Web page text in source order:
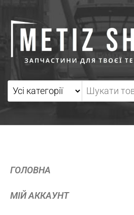
ГОЛОВНА
МІЙ АККАУНТ